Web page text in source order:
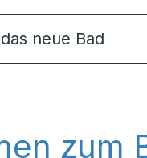
neue Bad
zum